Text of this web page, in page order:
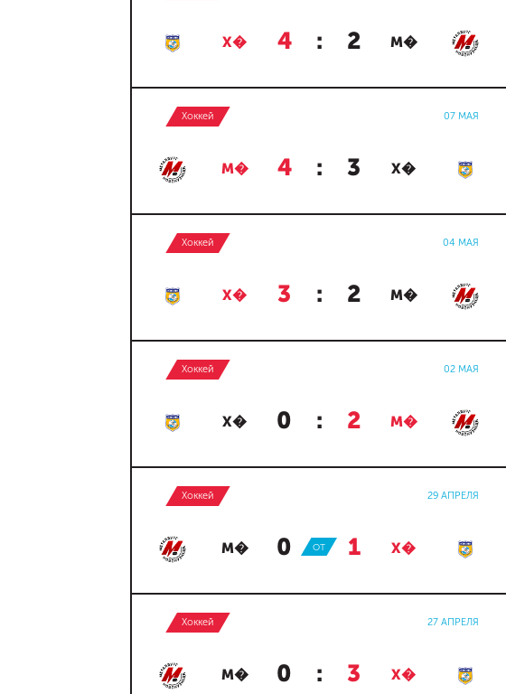
Х� 4 : 2 М�
Хоккей 07 МАЯ
М� 4 : 3 Х�
Хоккей 04 МАЯ
Х� 3 : 2 М�
Хоккей 02 МАЯ
Х� 0 : 2 М�
Хоккей 29 АПРЕЛЯ
М� 0 : 1 Х�
ОТ
Хоккей 27 АПРЕЛЯ
М� 0 : 3 Х�